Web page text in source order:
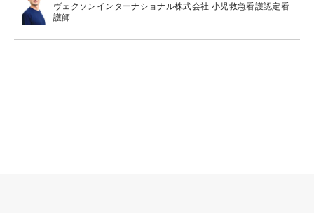
ヴェクソンインターナショナル株式会社 小児救急看護認定看
護師